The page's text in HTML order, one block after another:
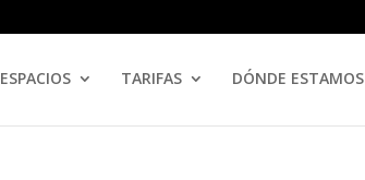
ESPACIOS TARIFAS DÓNDE ESTAMOS